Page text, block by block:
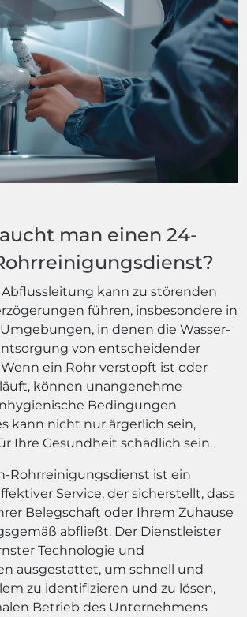
man einen 24-
kann zu störenden
führen, insbesondere in
in denen die Wasser-
von entscheidender
ein Rohr verstopft ist oder
können unangenehme
Bedingungen
kann nicht nur ärgerlich sein,
Ihre Gesundheit schädlich sein.
Rohrreinigungsdienst ist ein
Service, der sicherstellt, dass
Belegschaft oder Ihrem Zuhause
abfließt. Der Dienstleister
Technologie und
ausgestattet, um schnell und
zu identifizieren und zu lösen,
Betrieb des Unternehmens